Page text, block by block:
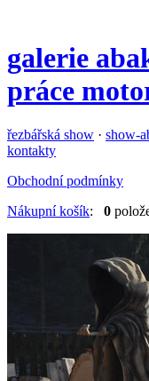
galerie
práce
řezbářská show · show-
kontakty
Obchodní podmínky
Nákupní košík: 0